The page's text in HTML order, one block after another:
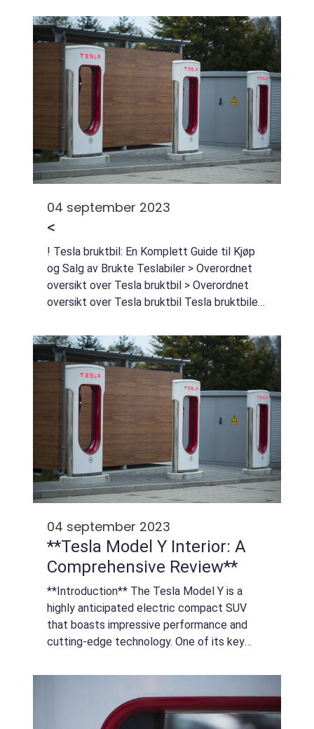
teknikk der føreren kan kontrollere og holde
se...
04 september 2023
<
! Tesla bruktbil: En Komplett Guide til Kjøp
og Salg av Brukte Teslabiler > Overordnet
oversikt over Tesla bruktbil > Overordnet
oversikt over Tesla bruktbil Tesla bruktbiler
bilentusiaster og miljøbevisste forbruk...
04 september 2023
**Tesla Model Y Interior: A
Comprehensive Review**
**Introduction** The Tesla Model Y is a
highly anticipated electric compact SUV
that boasts impressive performance and
cutting-edge technology. One of its key
combination of comfort, functionality, and